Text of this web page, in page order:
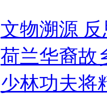
文物溯源
荷兰华裔故
少林功夫将